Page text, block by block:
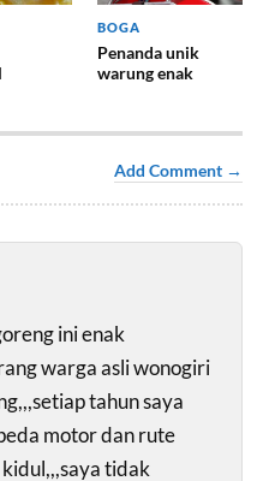
BOGA
Penanda unik
warung enak
Add Comment →
ini enak
warga asli wonogiri
tahun saya
motor dan rute
tidak